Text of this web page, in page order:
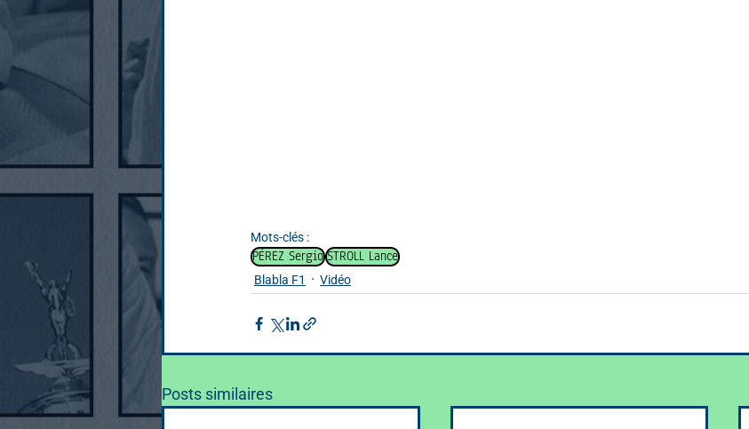
Mots-clés :
PÉREZ Sergio STROLL Lance
Blabla F1 Vidéo
Posts similaires